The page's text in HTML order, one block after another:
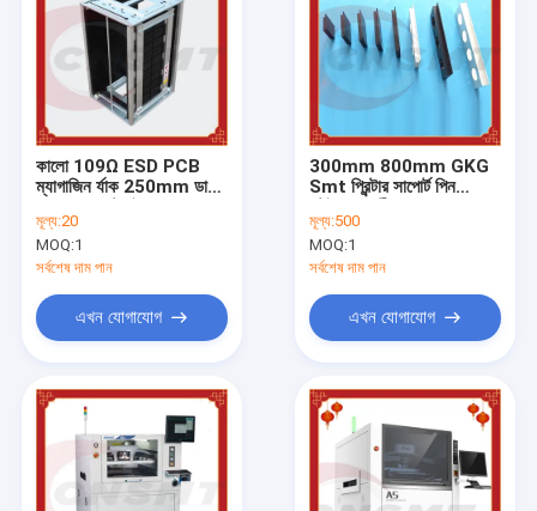
আমাদের সম্পর্কে
কালো 109Ω ESD PCB
ম্যাগাজিন র্যাক 250mm ডান
মূল্য:20
MOQ:1
সর্বশেষ দাম পান
এখন যোগাযোগ
300mm 800mm GKG
Smt প্রিন্টার সাপোর্ট পিন
GSS200
মূল্য:500
MOQ:1
সর্বশেষ দাম পান
এখন যোগাযোগ